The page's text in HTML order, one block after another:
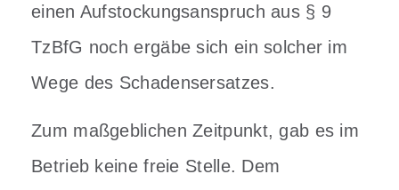
einen Aufstockungsanspruch aus § 9
TzBfG noch ergäbe sich ein solcher im
Wege des Schadensersatzes.
Zum maßgeblichen Zeitpunkt, gab es im
Betrieb keine freie Stelle. Dem